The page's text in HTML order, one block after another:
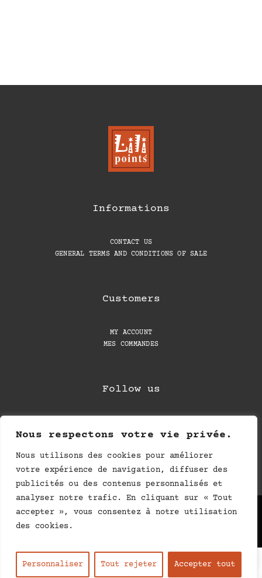
Nous respectons votre vie privée.
Nous utilisons des cookies pour améliorer
votre expérience de navigation, diffuser des
publicités ou des contenus personnalisés et
analyser notre trafic. En cliquant sur « Tout
accepter », vous consentez à notre utilisation
des cookies.
Personnaliser Tout rejeter Accepter tout
Informations
CONTACT US
GENERAL TERMS AND CONDITIONS OF SALE
Customers
MY ACCOUNT
MES COMMANDES
Follow us
– Legal notices
FR